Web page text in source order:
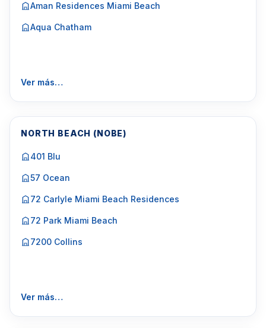
Aman Residences Miami Beach
Aqua Chatham
Ver más…
NORTH BEACH (NOBE)
401 Blu
57 Ocean
72 Carlyle Miami Beach Residences
72 Park Miami Beach
7200 Collins
Ver más…